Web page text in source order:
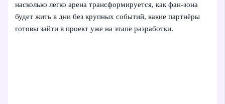
насколько легко арена трансформируется, как фан-зона
будет жить в дни без крупных событий, какие партнёры
готовы зайти в проект уже на этапе разработки.